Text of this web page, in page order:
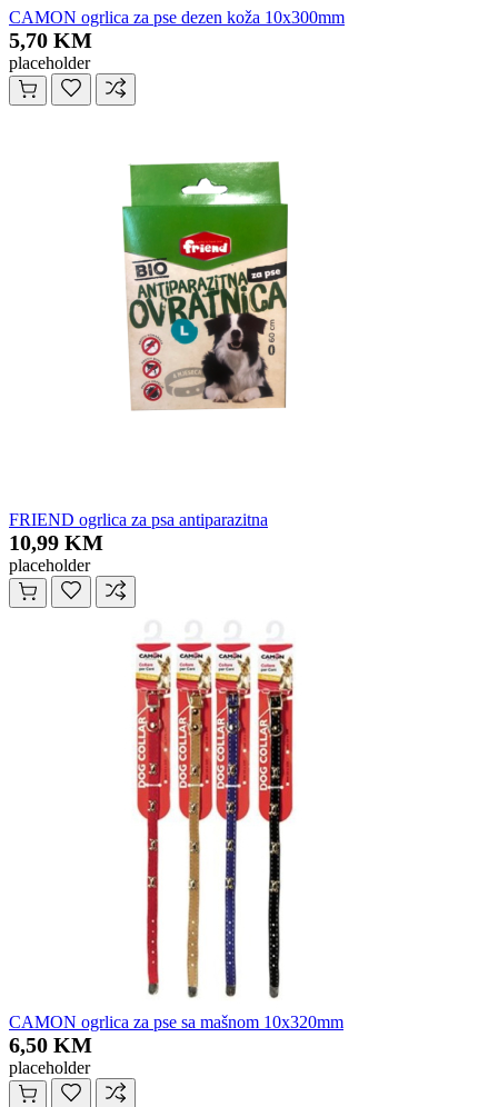
CAMON ogrlica za pse dezen koža 10x300mm
5,70 KM
placeholder
FRIEND ogrlica za psa antiparazitna
10,99 KM
placeholder
CAMON ogrlica za pse sa mašnom 10x320mm
6,50 KM
placeholder